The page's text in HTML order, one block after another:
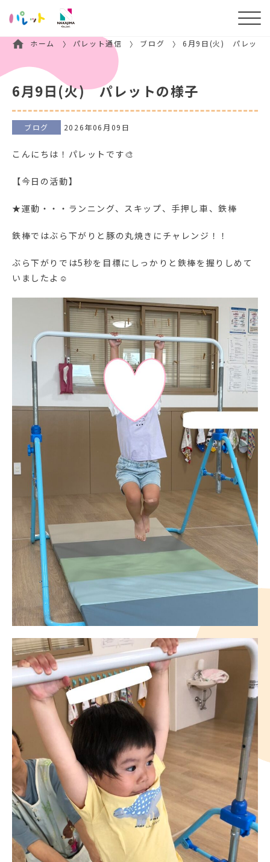
ホーム パレット通信 ブログ 6月9日(火) パレット
6月9日(火) パレットの様子
ブログ 2026年06月09日
こんにちは！パレットです🎨
【今日の活動】
★運動・・・ランニング、スキップ、手押し車、鉄棒
鉄棒ではぶら下がりと豚の丸焼きにチャレンジ！！
ぶら下がりでは5秒を目標にしっかりと鉄棒を握りしめて
いましたよ☺